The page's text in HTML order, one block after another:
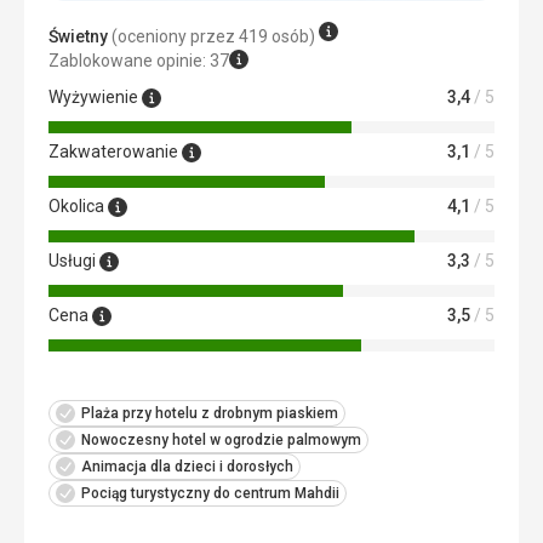
przyniesiono nam w ciągu kilku minut. Nie było papieru
toaletowego, więc poszliśmy ponownie do recepcji i sami
go odebraliśmy.
Usługi
Nie ma potrzeby już komentować
Ta recenzja została automatycznie przetłumaczona za
pomocą Google Translate
sztućce i w końcu napoje
Zakwaterowanie
Dobrze, czyszczenie średnie
Usługi
Nie potrzebowaliśmy
Ta recenzja została automatycznie przetłumaczona za
pomocą Google Translate
Świetny(oceniony przez 419 osób)
Zablokowane opinie: 37
Wyżywienie
3,4/ 5
Zakwaterowanie 3,1 / 5
Okolica 4,1 / 5
Usługi 3,3 / 5
Cena 3,5/ 5
Plaża przy hotelu z drobnym piaskiem
Nowoczesny hotel w ogrodzie palmowym
Animacja dla dzieci i dorosłych
Pociąg turystyczny do centrum Mahdii